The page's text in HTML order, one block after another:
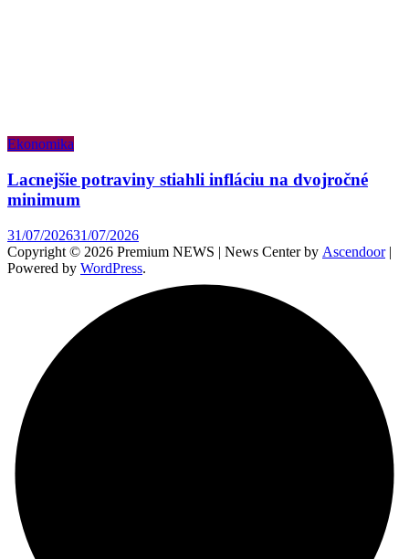
Ekonomika
Lacnejšie potraviny stiahli infláciu na dvojročné
minimum
31/07/202631/07/2026
Copyright © 2026 Premium NEWS | News Center by Ascendoor|
Powered by WordPress.